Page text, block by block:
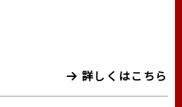
詳しくはこちら